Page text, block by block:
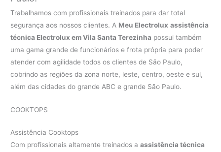
Trabalhamos com profissionais treinados para dar total
segurança aos nossos clientes. A Meu Electrolux assistência
técnica Electrolux em Vila Santa Terezinha possui também
uma gama grande de funcionários e frota própria para poder
atender com agilidade todos os clientes de São Paulo,
cobrindo as regiões da zona norte, leste, centro, oeste e sul,
além das cidades do grande ABC e grande São Paulo.
COOKTOPS
Assistência Cooktops
Com profissionais altamente treinados aassistência técnica